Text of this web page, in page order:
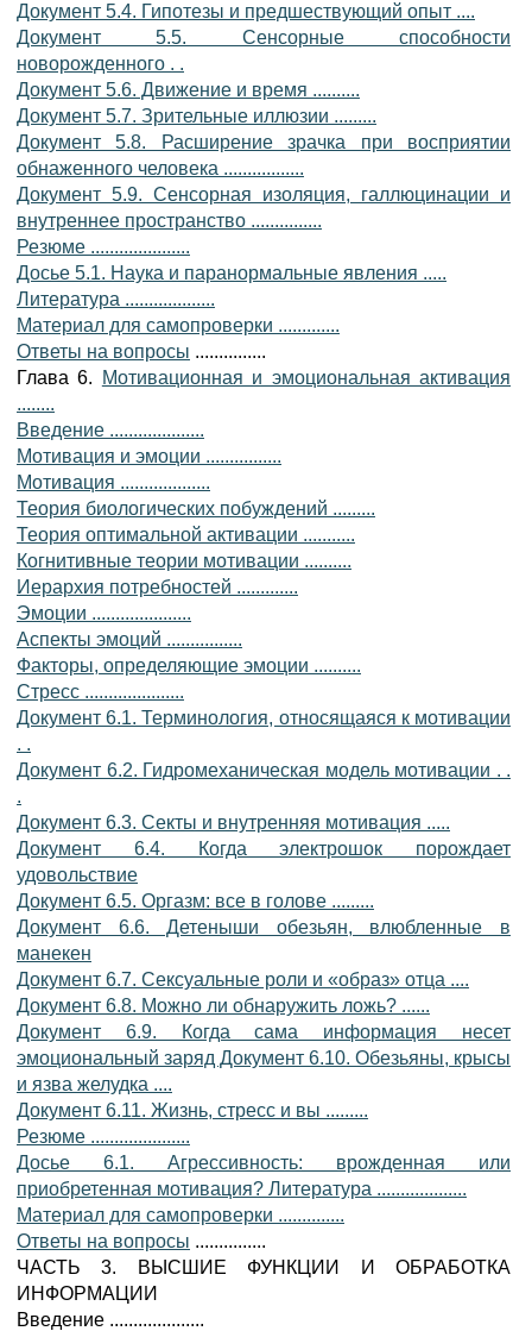
Документ 5.4. Гипотезы и предшествующий опыт ....
Документ 5.5. Сенсорные способности
новорожденного . .
Документ 5.6. Движение и время ..........
Документ 5.7. Зрительные иллюзии .........
Документ 5.8. Расширение зрачка при восприятии
обнаженного человека .................
Документ 5.9. Сенсорная изоляция, галлюцинации и
внутреннее пространство ...............
Резюме .....................
Досье 5.1. Наука и паранормальные явления .....
Литература ...................
Материал для самопроверки .............
Ответы на вопросы ...............
Глава 6.
Мотивационная и эмоциональная активация
........
Введение ....................
Мотивация и эмоции ................
Мотивация ...................
Теория биологических побуждений .........
Теория оптимальной активации ...........
Когнитивные теории мотивации ..........
Иерархия потребностей .............
Эмоции .....................
Аспекты эмоций ................
Факторы, определяющие эмоции ..........
Стресс .....................
Документ 6.1. Терминология, относящаяся к мотивации
. .
Документ 6.2. Гидромеханическая модель мотивации . .
.
Документ 6.3. Секты и внутренняя мотивация .....
Документ 6.4. Когда электрошок порождает
удовольствие
Документ 6.5. Оргазм: все в голове .........
Документ 6.6. Детеныши обезьян, влюбленные в
манекен
Документ 6.7. Сексуальные роли и «образ» отца ....
Документ 6.8. Можно ли обнаружить ложь? ......
Документ 6.9. Когда сама информация несет
эмоциональный заряд Документ 6.10. Обезьяны, крысы
и язва желудка ....
Документ 6.11. Жизнь, стресс и вы .........
Резюме .....................
Досье 6.1. Агрессивность: врожденная или
приобретенная мотивация? Литература ...................
Материал для самопроверки ..............
Ответы на вопросы ...............
ЧАСТЬ 3. ВЫСШИЕ ФУНКЦИИ И ОБРАБОТКА
ИНФОРМАЦИИ
Введение ....................